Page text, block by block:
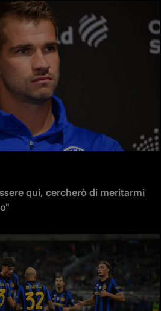
qui, cercherò di meritarmi